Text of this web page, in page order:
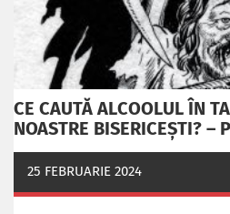
CE CAUTĂ ALCOOLUL ÎN
NOASTRE BISERICEŞTI? –
25 FEBRUARIE 2024